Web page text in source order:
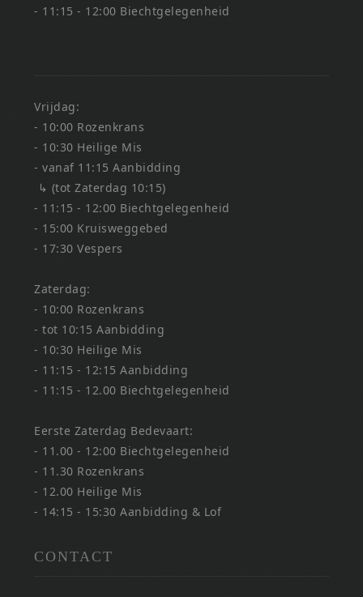
- 11:15 - 12:00 Biechtgelegenheid
Vrijdag:
- 10:00 Rozenkrans
- 10:30 Heilige Mis
- vanaf 11:15 Aanbidding
↳ (tot Zaterdag 10:15)
- 11:15 - 12:00 Biechtgelegenheid
- 15:00 Kruisweggebed
- 17:30 Vespers
Zaterdag:
- 10:00 Rozenkrans
- tot 10:15 Aanbidding
- 10:30 Heilige Mis
- 11:15 - 12:15 Aanbidding
- 11:15 - 12.00 Biechtgelegenheid
Eerste Zaterdag Bedevaart:
- 11.00 - 12:00 Biechtgelegenheid
- 11.30 Rozenkrans
- 12.00 Heilige Mis
- 14:15 - 15:30 Aanbidding & Lof
CONTACT